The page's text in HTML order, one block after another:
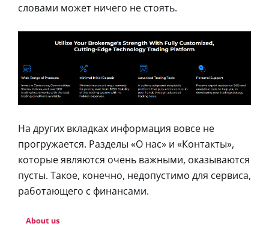
словами может ничего не стоять.
На других вкладках информация вовсе не
прогружается. Разделы «О нас» и «Контакты»,
которые являются очень важными, оказываются
пусты. Такое, конечно, недопустимо для сервиса,
работающего с финансами.